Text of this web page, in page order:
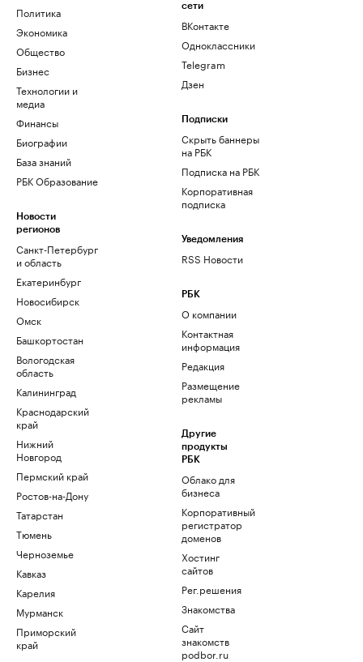
Политика
Экономика
Общество
Бизнес
Технологии и
медиа
Финансы
Биографии
База знаний
РБК Образование
Новости
регионов
Санкт-Петербург
и область
Екатеринбург
Новосибирск
Омск
Башкортостан
Вологодская
область
Калининград
Краснодарский
край
Нижний
Новгород
Пермский край
Ростов-на-Дону
Татарстан
Тюмень
Черноземье
Кавказ
Карелия
Мурманск
Приморский
край
сети
ВКонтакте
Одноклассники
Telegram
Дзен
Подписки
Скрыть баннеры
на РБК
Подписка на РБК
Корпоративная
подписка
Уведомления
RSS Новости
РБК
О компании
Контактная
информация
Редакция
Размещение
рекламы
Другие
продукты
РБК
Облако для
бизнеса
Корпоративный
регистратор
доменов
Хостинг
сайтов
Рег.решения
Знакомства
Сайт
знакомств
podbor.ru